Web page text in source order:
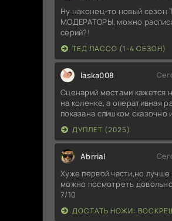
Ну наконец-то новый
МОДЕРАТОРЫ, можно
серий?!
ТЕД ЛАССО (1-4 СЕЗОН)
laska008
Сценарий местами кажется
на коленке, а оперативная
показана слишком сказочно
ДУПЛЕТ (2025)
Abrrial
Хуже первой части,но лучше
можно посмотреть
7/10
ДОСТАТЬ НОЖИ: ВОСКРЕШЕНИЕ